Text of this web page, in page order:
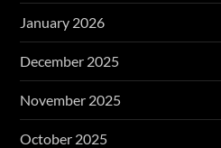
January 2026
December 2025
November 2025
October 2025